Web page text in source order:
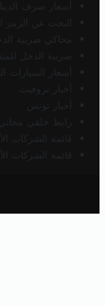
أسعار صرف
البحث عن الرمز
محاكي ضريبة
ضريبة الدخل
أسعار السيارات
أخبار تروفيت
أخبار تونس
رابط خلفي
قائمة الشركات
قائمة الشركات